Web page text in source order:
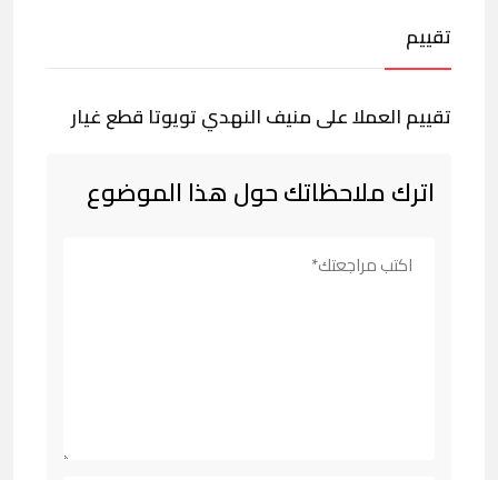
تقييم
تقييم العملا على منيف النهدي تويوتا قطع غيار
اترك ملاحظاتك حول هذا الموضوع